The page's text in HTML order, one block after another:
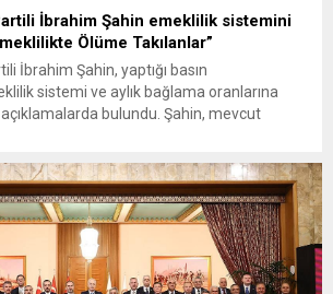
İbrahim Şahin emeklilik sistemini
Ölüme Takılanlar”
İbrahim Şahin, yaptığı basın
sistemi ve aylık bağlama oranlarına
bulundu. Şahin, mevcut
Açıklamasında adalet vurgusu yapan
temelidir” ve “Devletin dini...